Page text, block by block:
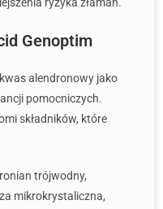
Genoptim
alendronowy jako
pomocniczych.
składników, które
trójwodny,
mikrokrystaliczna,